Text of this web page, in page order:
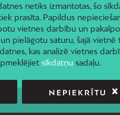
netiks izmantotas, šo
prasīta. Papildus
vietnes darbību un
pielāgotu saturu, šajā vietnē
kas analizē vietnes
sīkdatņu sadaļu.
NEPIEKRĪTU